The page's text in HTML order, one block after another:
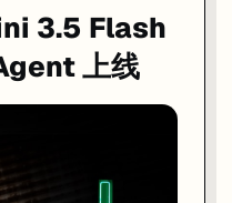
订阅计费结构进行重要调整
在「人用」和「机器用」之
里手动交互写代码，6 月 15
3.5 Flash
上线